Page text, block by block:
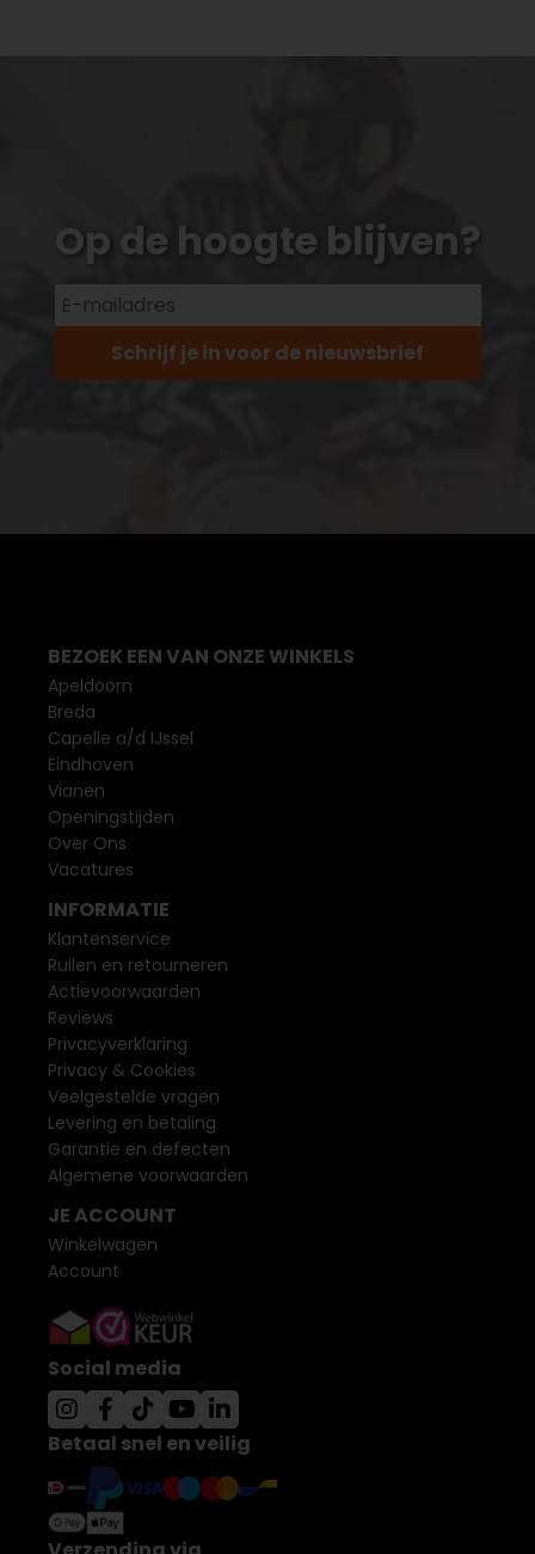
Op de hoogte blijven?
Schrijf je in voor de nieuwsbrief
BEZOEK EEN VAN ONZE WINKELS
Apeldoorn
Breda
Capelle a/d IJssel
Eindhoven
Vianen
Openingstijden
Over Ons
Vacatures
INFORMATIE
Klantenservice
Ruilen en retourneren
Actievoorwaarden
Reviews
Privacyverklaring
Privacy & Cookies
Veelgestelde vragen
Levering en betaling
Garantie en defecten
Algemene voorwaarden
JE ACCOUNT
Winkelwagen
Account
Social media
Betaal snel en veilig